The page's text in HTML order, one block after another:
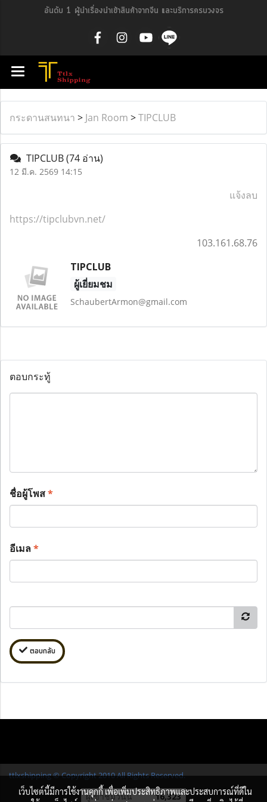
อันดับ 1 ผู้นำเรื่องนำเข้าสินค้าจากจีน และบริการครบวงจร
กระดานสนทนา > Jan Room >TIPCLUB
TIPCLUB(74 อ่าน)
12 มี.ค. 2569 14:15
แจ้งลบ
https://tipclubvn.net/
103.161.68.76
TIPCLUB
ผู้เยี่ยมชม
SchaubertArmon@gmail.com
ตอบกระทู้
ชื่อผู้โพส*
อีเมล*
ตอบกลับ
ttlxshipping © Copyright 2010 All Rights Reserved.
ผู้เข้าชมวันนี้ 16,323
เว็บไซต์นี้มีการใช้งานคุกกี้ เพื่อเพิ่มประสิทธิภาพและประสบการณ์ที่ดีใน